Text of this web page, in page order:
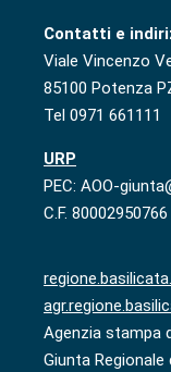
Contatti e
Viale Vincenzo
85100 Potenza
Tel 0971 661111
URP
PEC: AOO-
C.F. 80002950766
Agenzia stampa
Giunta